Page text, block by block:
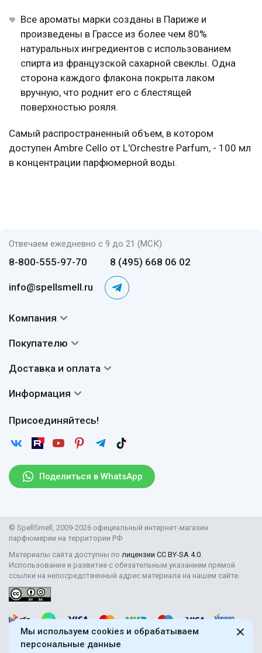
Мы используем cookies и обрабатываем
персональные данные
Все ароматы марки созданы в Париже и
произведены в Грассе из более чем 80%
натуральных ингредиентов с использованием
спирта из французской сахарной свеклы. Одна
сторона каждого флакона покрыта лаком
вручную, что роднит его с блестящей
поверхностью рояля.
Самый распространенный объем, в котором
доступен Ambre Cello от L'Orchestre Parfum, - 100 мл
в концентрации парфюмерной воды.
Отвечаем ежедневно с 9 до 21 (МСК)
8-800-555-97-70 8 (495) 668 06 02
info@spellsmell.ru
Поделиться в WhatsApp
Присоединяйтесь!
Компания
Авторы
Сертификаты
Покупателю
Вопросы и ответы
Отзывы
Рассылка
Доставка и оплата
Доставка
Возврат
Информация
Пользовательское соглашение
Защита персональных данных
Правила продажи товаров (Постановление Правительства
Поставщикам
© SpellSmell, 2009-2026 официальный интернет-магазин
парфюмерии на территории РФ
Материалы сайта доступны по лицензии CC BY-SA 4.0.
Использование и развитие с обязательным указанием прямой
ссылки на непосредственный адрес материала на нашем сайте.